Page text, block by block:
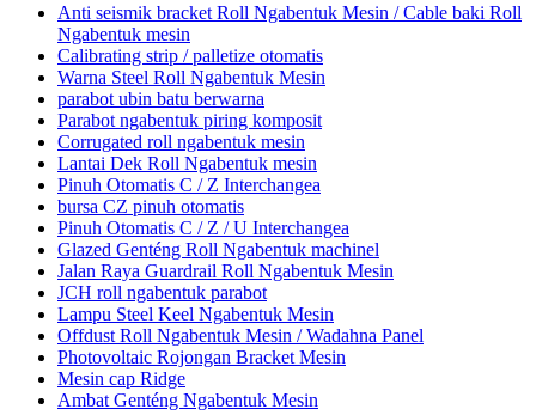
Anti seismik bracket Roll Ngabentuk Mesin / Cable baki Roll
Ngabentuk mesin
Calibrating strip / palletize otomatis
Warna Steel Roll Ngabentuk Mesin
parabot ubin batu berwarna
Parabot ngabentuk piring komposit
Corrugated roll ngabentuk mesin
Lantai Dek Roll Ngabentuk mesin
Pinuh Otomatis C / Z Interchangea
bursa CZ pinuh otomatis
Pinuh Otomatis C / Z / U Interchangea
Glazed Genténg Roll Ngabentuk machinel
Jalan Raya Guardrail Roll Ngabentuk Mesin
JCH roll ngabentuk parabot
Lampu Steel Keel Ngabentuk Mesin
Offdust Roll Ngabentuk Mesin / Wadahna Panel
Photovoltaic Rojongan Bracket Mesin
Mesin cap Ridge
Ambat Genténg Ngabentuk Mesin